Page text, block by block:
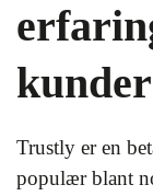
kunder
Trustly er en
populær blant